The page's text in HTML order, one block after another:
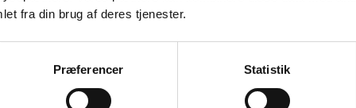
fra din brug af deres tjenester.
Præferencer Statistik